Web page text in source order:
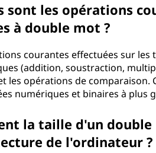
sont les opérations
à double mot ?
courantes effectuées sur
(addition, soustraction,
les opérations de
numériques et binaires à plus
la taille d'un
de l'ordinateur ?